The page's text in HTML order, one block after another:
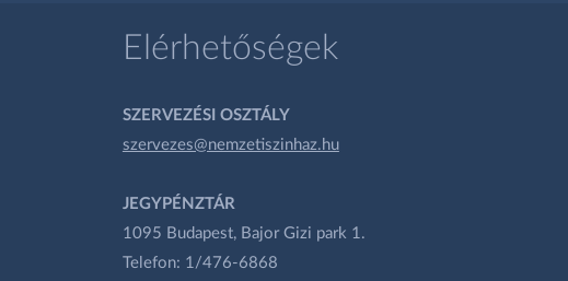
Elérhetőségek
SZERVEZÉSI OSZTÁLY
szervezes@nemzetiszinhaz.hu
JEGYPÉNZTÁR
1095 Budapest, Bajor Gizi park 1.
Telefon: 1/476-6868